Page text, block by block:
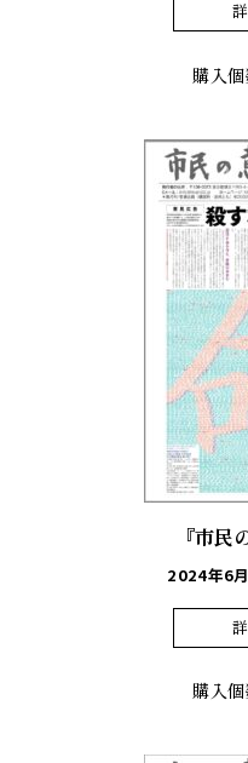
購入個
『市民
2024年6
購入個